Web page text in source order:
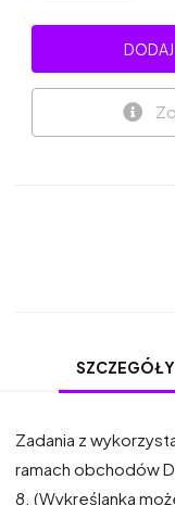
SZCZEGÓŁY
Zadania z
ramach obchodów
8. (Wykreślanka